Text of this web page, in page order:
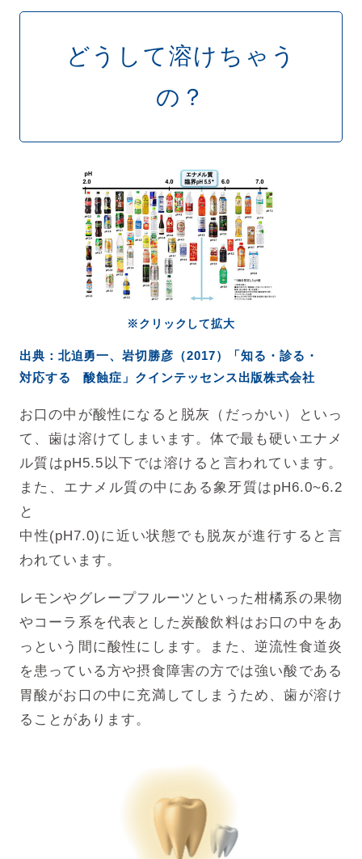
どうして溶けちゃう
の？
※クリックして拡大
出典：北迫勇一、岩切勝彦（2017）「知る・診る・
対応する 酸蝕症」クインテッセンス出版株式会社
お口の中が酸性になると脱灰（だっかい）といっ
て、歯は溶けてしまいます。体で最も硬いエナメ
ル質はpH5.5以下では溶けると言われています。
また、エナメル質の中にある象牙質はpH6.0~6.2
と
中性(pH7.0)に近い状態でも脱灰が進行すると言
われています。
レモンやグレープフルーツといった柑橘系の果物
やコーラ系を代表とした炭酸飲料はお口の中をあ
っという間に酸性にします。また、逆流性食道炎
を患っている方や摂食障害の方では強い酸である
胃酸がお口の中に充満してしまうため、歯が溶け
ることがあります。